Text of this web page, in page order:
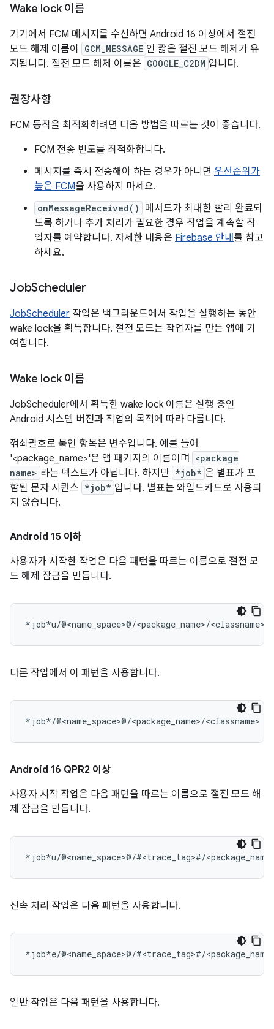
Wake lock 이름
기기에서 FCM 메시지를 수신하면 Android 16 이상에서 절전
모드 해제 이름이
GCM_MESSAGE 인 짧은 절전 모드 해제가 유
지됩니다. 절전 모드 해제 이름은 GOOGLE_C2DM 입니다.
권장사항
FCM 동작을 최적화하려면 다음 방법을 따르는 것이 좋습니다.
FCM 전송 빈도를 최적화합니다.
메시지를 즉시 전송해야 하는 경우가 아니면 우선순위가
높은 FCM을 사용하지 마세요.
onMessageReceived()
메서드가 최대한 빨리 완료되
도록 하거나 추가 처리가 필요한 경우 작업을 계속할 작
업자를 예약합니다. 자세한 내용은 Firebase 안내를 참고
하세요.
JobScheduler
JobScheduler 작업은 백그라운드에서 작업을 실행하는 동안
wake lock을 획득합니다. 절전 모드는 작업자를 만든 앱에 기
여합니다.
Wake lock 이름
JobScheduler에서 획득한 wake lock 이름은 실행 중인
Android 시스템 버전과 작업의 목적에 따라 다릅니다.
꺾쇠괄호로 묶인 항목은 변수입니다. 예를 들어
'<package_name>'은 앱 패키지의 이름이며
<package
name> 라는 텍스트가 아닙니다. 하지만 *job* 은 별표가 포
함된 문자 시퀀스 *job* 입니다. 별표는 와일드카드로 사용되
지 않습니다.
Android 15 이하
사용자가 시작한 작업은 다음 패턴을 따르는 이름으로 절전 모
드 해제 잠금을 만듭니다.
다른 작업에서 이 패턴을 사용합니다.
Android 16 QPR2 이상
사용자 시작 작업은 다음 패턴을 따르는 이름으로 절전 모드 해
제 잠금을 만듭니다.
신속 처리 작업은 다음 패턴을 사용합니다.
일반 작업은 다음 패턴을 사용합니다.